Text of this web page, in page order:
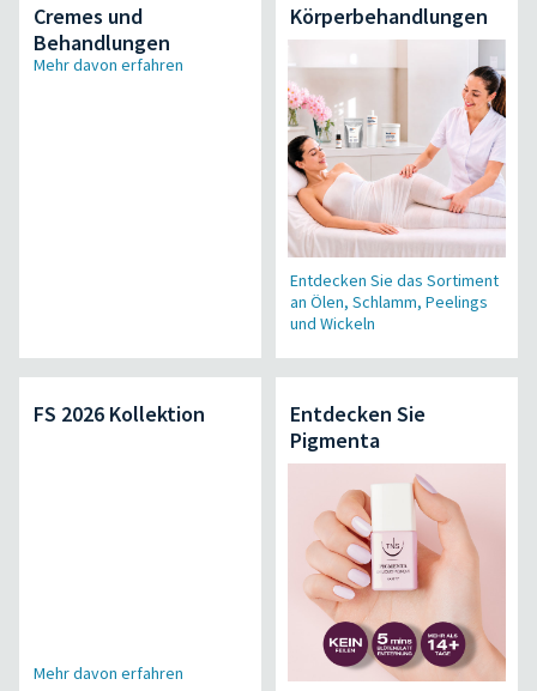
Cremes und
Behandlungen
Mehr davon erfahren
Körperbehandlungen
Entdecken Sie das Sortiment
an Ölen, Schlamm, Peelings
und Wickeln
FS 2026 Kollektion
Mehr davon erfahren
Entdecken Sie
Pigmenta